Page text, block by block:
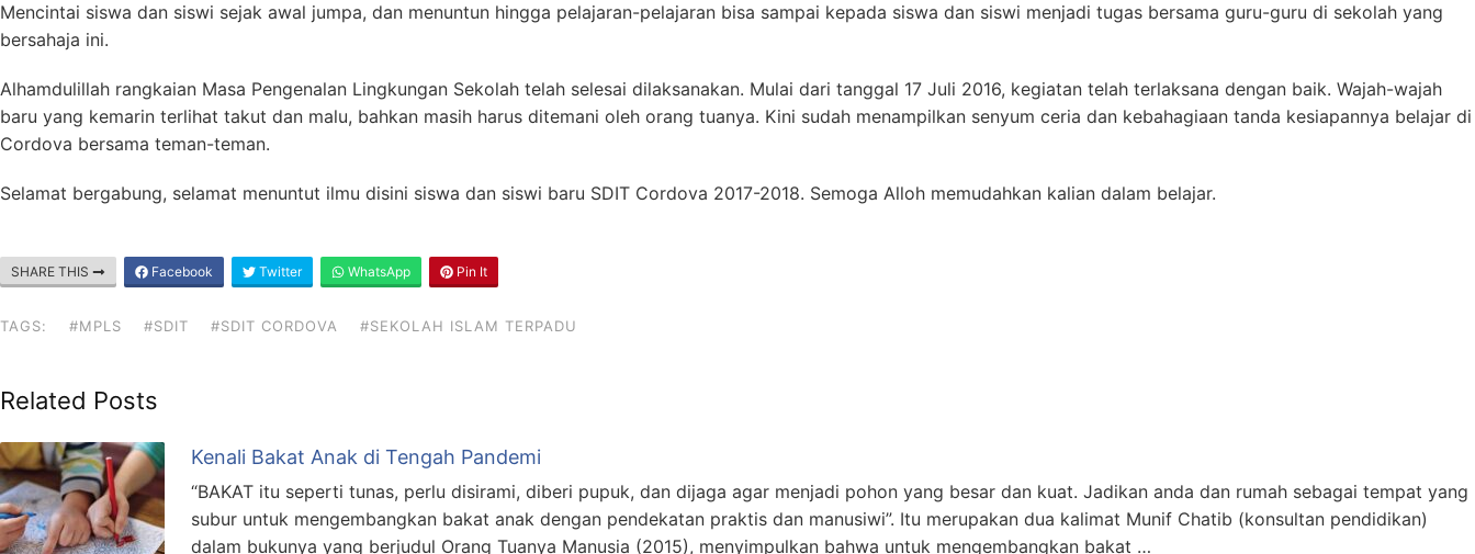
Mencintai siswa dan siswi sejak awal jumpa, dan menuntun hingga pelajaran-pelajaran bisa sampai kepada siswa dan siswi menjadi tugas bersama guru-guru di sekolah yang
bersahaja ini.
Alhamdulillah rangkaian Masa Pengenalan Lingkungan Sekolah telah selesai dilaksanakan. Mulai dari tanggal 17 Juli 2016, kegiatan telah terlaksana dengan baik. Wajah-wajah
baru yang kemarin terlihat takut dan malu, bahkan masih harus ditemani oleh orang tuanya. Kini sudah menampilkan senyum ceria dan kebahagiaan tanda kesiapannya belajar di
Cordova bersama teman-teman.
Selamat bergabung, selamat menuntut ilmu disini siswa dan siswi baru SDIT Cordova 2017-2018. Semoga Alloh memudahkan kalian dalam belajar.
SHARE THIS Facebook Twitter WhatsApp Pin It
TAGS: #MPLS #SDIT #SDIT CORDOVA #SEKOLAH ISLAM TERPADU
Related Posts
Kenali Bakat Anak di Tengah Pandemi
“BAKAT itu seperti tunas, perlu disirami, diberi pupuk, dan dijaga agar menjadi pohon yang besar dan kuat. Jadikan anda dan rumah sebagai tempat yang
subur untuk mengembangkan bakat anak dengan pendekatan praktis dan manusiwi”. Itu merupakan dua kalimat Munif Chatib (konsultan pendidikan)
dalam bukunya yang berjudul Orang Tuanya Manusia (2015), menyimpulkan bahwa untuk mengembangkan bakat …